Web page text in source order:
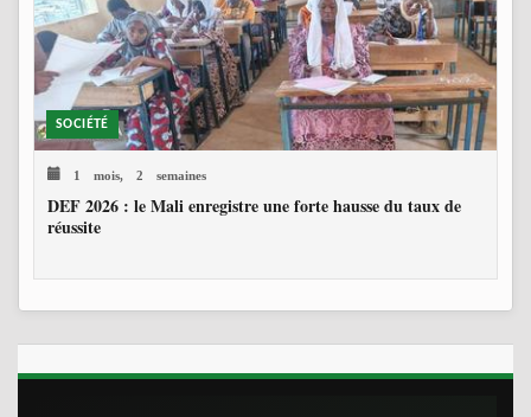
SOCIÉTÉ
1 mois, 2 semaines
DEF 2026 : le Mali enregistre une forte hausse du taux de
réussite